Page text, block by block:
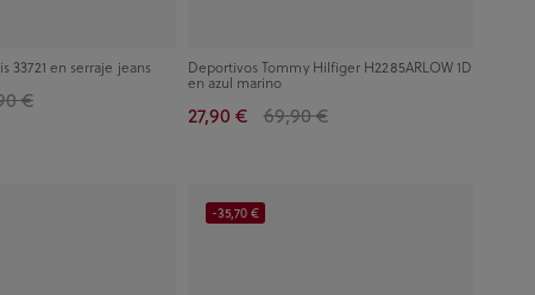
33721 en serraje jeans
€
Deportivos Tommy Hilfiger H2285ARLOW 1D
en azul marino
27,90 € 69,90 €
-35,70 €